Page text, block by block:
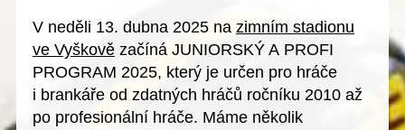
V neděli 13. dubna 2025 na zimním stadionu
ve Vyškově začíná JUNIORSKÝ A PROFI
PROGRAM 2025, který je určen pro hráče
i brankáře od zdatných hráčů ročníku 2010 až
po profesionální hráče. Máme několik